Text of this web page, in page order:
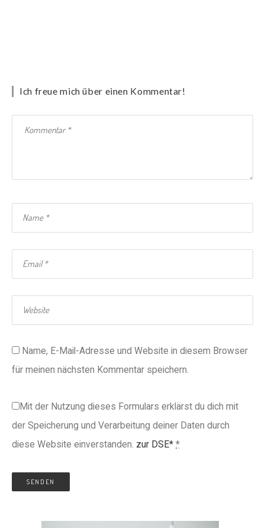
Ich freue mich über einen Kommentar!
Name, E-Mail-Adresse und Website in diesem Browser
für meinen nächsten Kommentar speichern.
Mit der Nutzung dieses Formulars erklärst du dich mit
der Speicherung und Verarbeitung deiner Daten durch
diese Website einverstanden. zur DSE* *